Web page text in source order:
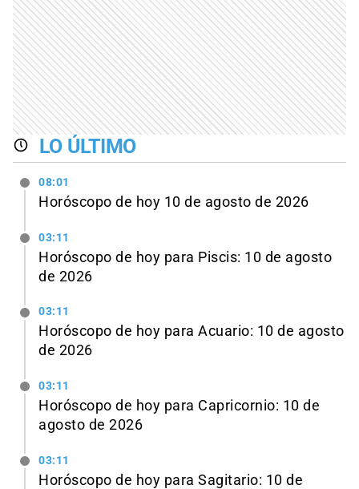
LO ÚLTIMO
08:01
Horóscopo de hoy 10 de agosto de 2026
03:11
Horóscopo de hoy para Piscis: 10 de agosto
de 2026
03:11
Horóscopo de hoy para Acuario: 10 de agosto
de 2026
03:11
Horóscopo de hoy para Capricornio: 10 de
agosto de 2026
03:11
Horóscopo de hoy para Sagitario: 10 de